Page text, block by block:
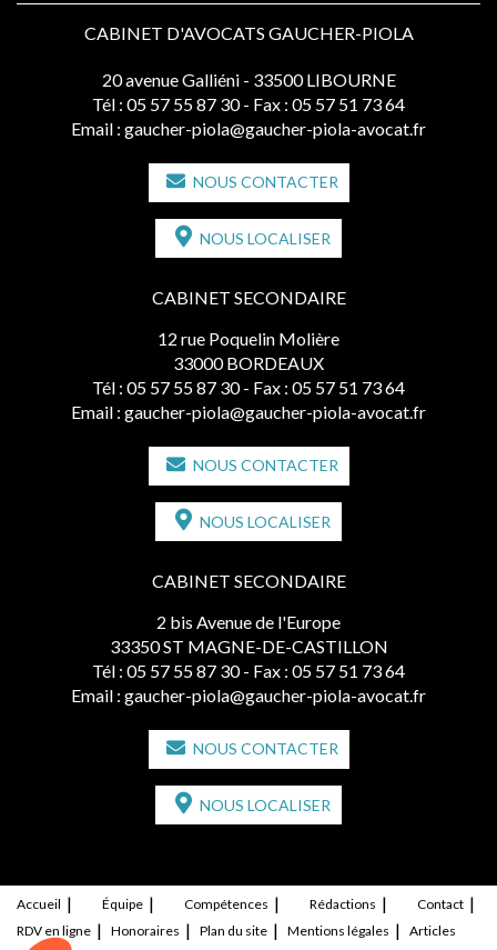
CABINET D'AVOCATS GAUCHER-PIOLA
20 avenue Galliéni - 33500 LIBOURNE
Tél : 05 57 55 87 30 - Fax : 05 57 51 73 64
Email : gaucher-piola@gaucher-piola-avocat.fr
NOUS CONTACTER
NOUS LOCALISER
CABINET SECONDAIRE
12 rue Poquelin Molière
33000 BORDEAUX
Tél : 05 57 55 87 30 - Fax : 05 57 51 73 64
Email : gaucher-piola@gaucher-piola-avocat.fr
NOUS CONTACTER
NOUS LOCALISER
CABINET SECONDAIRE
2 bis Avenue de l'Europe
33350 ST MAGNE-DE-CASTILLON
Tél : 05 57 55 87 30 - Fax : 05 57 51 73 64
Email : gaucher-piola@gaucher-piola-avocat.fr
NOUS CONTACTER
NOUS LOCALISER
Accueil Équipe Compétences Rédactions
Contact
RDV en ligne
Honoraires Plan du site Mentions légales Articles